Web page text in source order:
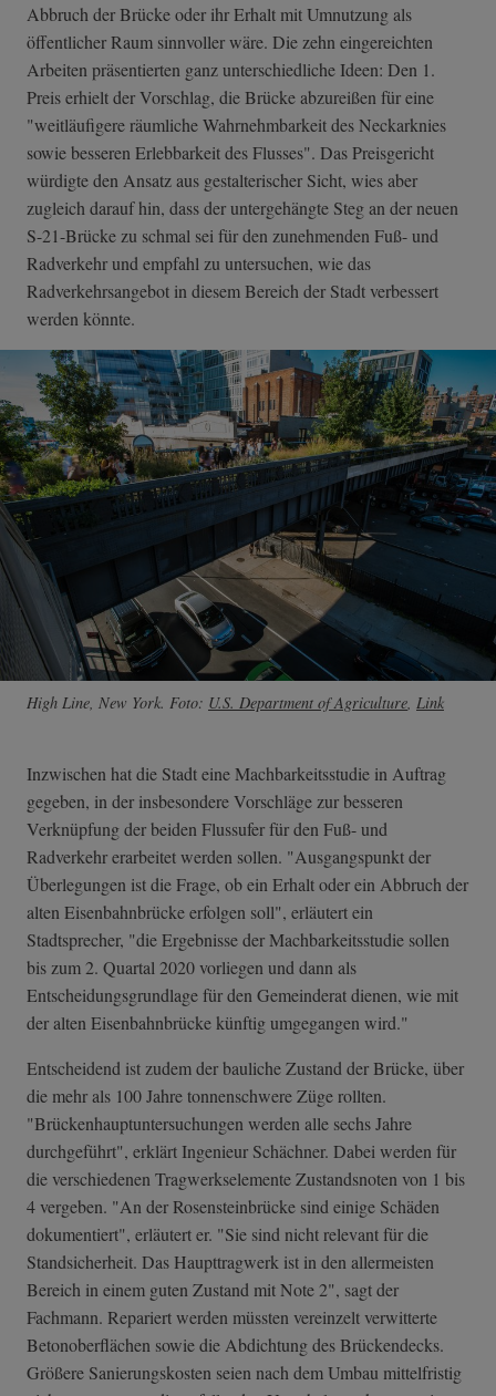
Abbruch der Brücke oder ihr Erhalt mit Umnutzung als
öffentlicher Raum sinnvoller wäre. Die zehn eingereichten
Arbeiten präsentierten ganz unterschiedliche Ideen: Den 1.
Preis erhielt der Vorschlag, die Brücke abzureißen für eine
"weitläufigere räumliche Wahrnehmbarkeit des Neckarknies
sowie besseren Erlebbarkeit des Flusses". Das Preisgericht
würdigte den Ansatz aus gestalterischer Sicht, wies aber
zugleich darauf hin, dass der untergehängte Steg an der neuen
S-21-Brücke zu schmal sei für den zunehmenden Fuß- und
Radverkehr und empfahl zu untersuchen, wie das
Radverkehrsangebot in diesem Bereich der Stadt verbessert
werden könnte.
High Line, New York. Foto: U.S. Department of Agriculture, Link
Inzwischen hat die Stadt eine Machbarkeitsstudie in Auftrag
gegeben, in der insbesondere Vorschläge zur besseren
Verknüpfung der beiden Flussufer für den Fuß- und
Radverkehr erarbeitet werden sollen. "Ausgangspunkt der
Überlegungen ist die Frage, ob ein Erhalt oder ein Abbruch der
alten Eisenbahnbrücke erfolgen soll", erläutert ein
Stadtsprecher, "die Ergebnisse der Machbarkeitsstudie sollen
bis zum 2. Quartal 2020 vorliegen und dann als
Entscheidungsgrundlage für den Gemeinderat dienen, wie mit
der alten Eisenbahnbrücke künftig umgegangen wird."
Entscheidend ist zudem der bauliche Zustand der Brücke, über
die mehr als 100 Jahre tonnenschwere Züge rollten.
"Brückenhauptuntersuchungen werden alle sechs Jahre
durchgeführt", erklärt Ingenieur Schächner. Dabei werden für
die verschiedenen Tragwerkselemente Zustandsnoten von 1 bis
4 vergeben. "An der Rosensteinbrücke sind einige Schäden
dokumentiert", erläutert er. "Sie sind nicht relevant für die
Standsicherheit. Das Haupttragwerk ist in den allermeisten
Bereich in einem guten Zustand mit Note 2", sagt der
Fachmann. Repariert werden müssten vereinzelt verwitterte
Betonoberflächen sowie die Abdichtung des Brückendecks.
Größere Sanierungskosten seien nach dem Umbau mittelfristig